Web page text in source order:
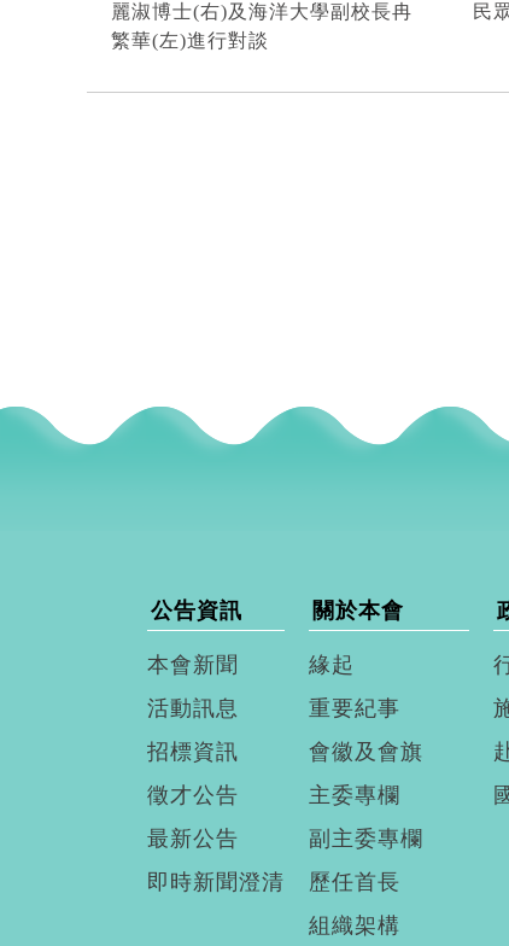
麗淑博士(右)及海洋大學副校長冉
繁華(左)進行對談
民
公告資訊
本會新聞
活動訊息
招標資訊
徵才公告
最新公告
即時新聞澄清
關於本會
緣起
重要紀事
會徽及會旗
主委專欄
副主委專欄
歷任首長
組織架構